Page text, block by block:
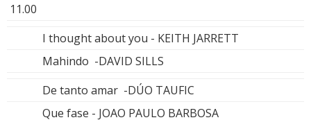
11.00
I thought about you - KEITH JARRETT
Mahindo -DAVID SILLS
De tanto amar -DÚO TAUFIC
Que fase - JOAO PAULO BARBOSA